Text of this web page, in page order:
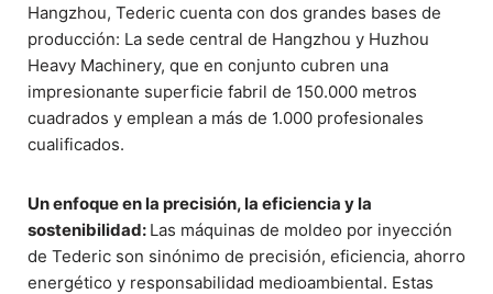
Hangzhou, Tederic cuenta con dos grandes bases de
producción: La sede central de Hangzhou y Huzhou
Heavy Machinery, que en conjunto cubren una
impresionante superficie fabril de 150.000 metros
cuadrados y emplean a más de 1.000 profesionales
cualificados.
Un enfoque en la precisión, la eficiencia y la
sostenibilidad: Las máquinas de moldeo por inyección
de Tederic son sinónimo de precisión, eficiencia, ahorro
energético y responsabilidad medioambiental. Estas